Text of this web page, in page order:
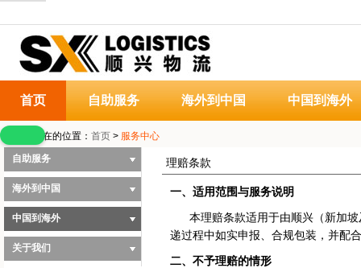
首页 自助服务 海外到中国 中国到海外
您当前所在的位置： 首页 > 服务中心
自助服务
海外到中国
中国到海外
关于我们
理赔条款
一、适用范围与服务说明
本理赔条款适用于由顺兴（新加坡
递过程中如实申报、合规包装，并配
二、不予理赔的情形